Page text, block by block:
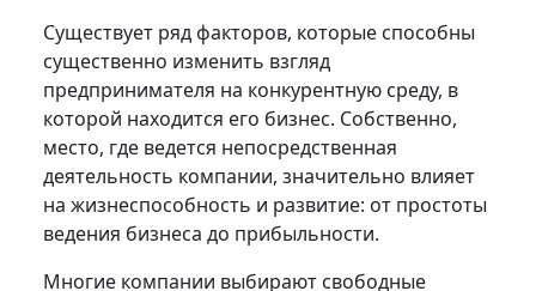
Существует ряд факторов, которые способны
существенно изменить взгляд
предпринимателя на конкурентную среду, в
которой находится его бизнес. Собственно,
место, где ведется непосредственная
деятельность компании, значительно влияет
на жизнеспособность и развитие: от простоты
ведения бизнеса до прибыльности.
Многие компании выбирают свободные